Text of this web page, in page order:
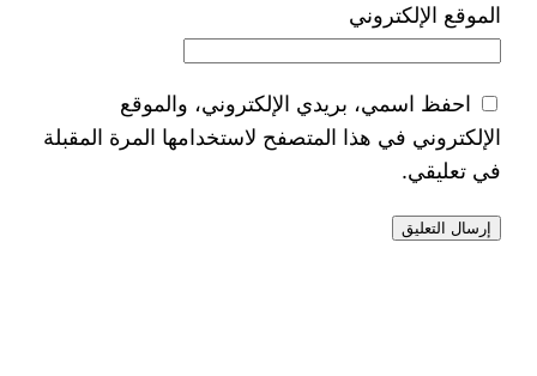
الموقع الإلكتروني
احفظ اسمي، بريدي الإلكتروني، والموقع
الإلكتروني في هذا المتصفح لاستخدامها المرة المقبلة
في تعليقي.